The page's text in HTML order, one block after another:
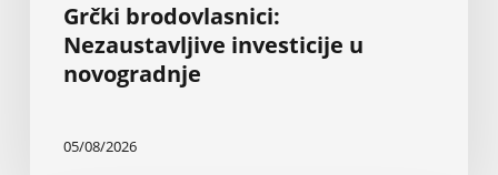
Grčki brodovlasnici:
Nezaustavljive investicije u
novogradnje
05/08/2026